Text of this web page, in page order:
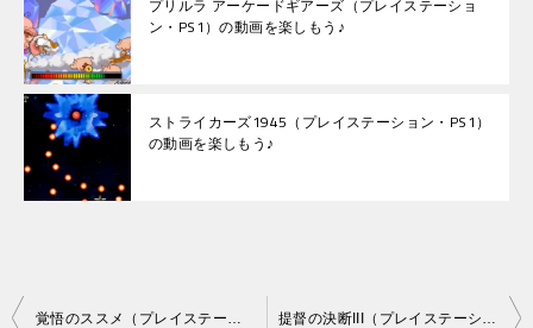
ン・PS1）の動画を楽しもう♪
ストライカーズ1945（プレイステーション・PS1）
の動画を楽しもう♪
投